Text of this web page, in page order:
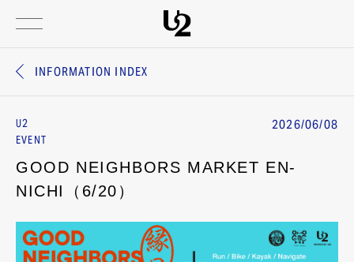
INFORMATION INDEX
U2
EVENT
2026/06/08
GOOD NEIGHBORS MARKET EN-
NICHI（6/20）